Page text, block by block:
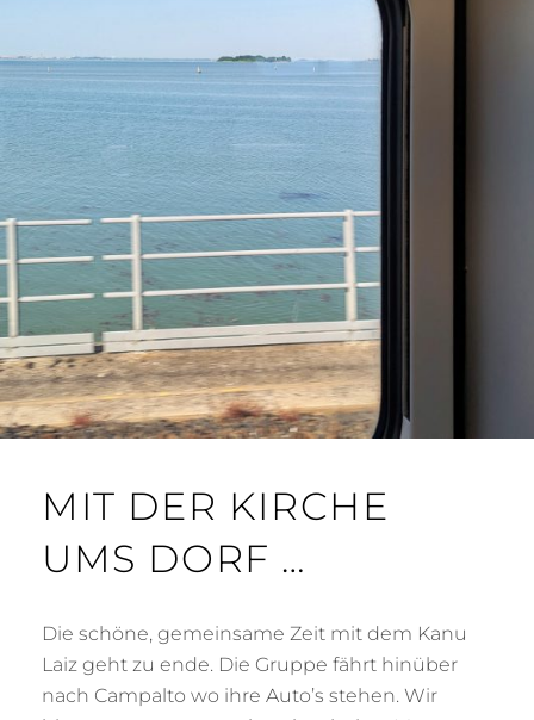
MIT DER KIRCHE
UMS DORF …
Die schöne, gemeinsame Zeit mit dem Kanu
Laiz geht zu ende. Die Gruppe fährt hinüber
nach Campalto wo ihre Auto’s stehen. Wir